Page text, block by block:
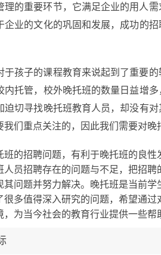
理的重要环节，它满足企业的用人
企业的文化的巩固和发展，成功的
于孩子的课程教育来说起到了重要
托管，校外晚托班的数量日益增
迫切寻找晚托班教育人员，却没有
们重点关注的，因此我们需要对晚
班的招聘问题，有利于晚托班的良
员招聘存在的问题与不足，把招
其问题并努力解决。晚托班是当前
多值得深入研究的问题，希望通
为当今社会的教育行业提供一些帮